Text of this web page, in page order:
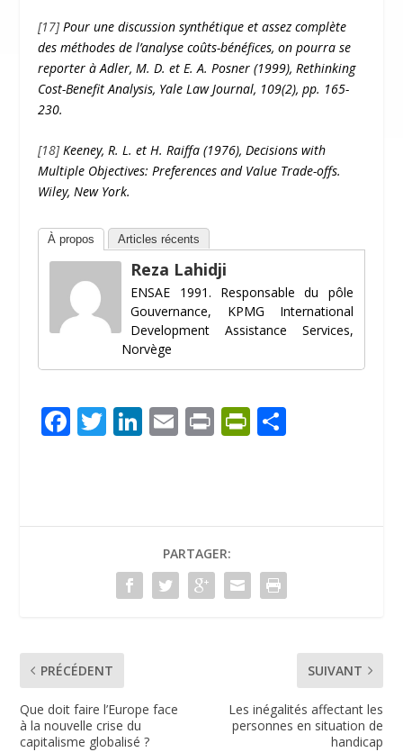
[17]Pour une discussion synthétique et assez complète
des méthodes de l’analyse coûts-bénéfices, on pourra se
reporter à Adler, M. D. et E. A. Posner (1999), Rethinking
Cost-Benefit Analysis, Yale Law Journal, 109(2), pp. 165-
230.
[18]Keeney, R. L. et H. Raiffa (1976), Decisions with
Multiple Objectives: Preferences and Value Trade-offs.
Wiley, New York.
À propos Articles récents
Reza Lahidji
ENSAE 1991. Responsable du pôle
Gouvernance, KPMG International
Development Assistance Services,
Norvège
F
o
T Li
dI
n
E Pr Pr
e
n
dl
er
PARTAGER:
PRÉCÉDENT
Que doit faire l’Europe face
à la nouvelle crise du
capitalisme globalisé ?
SUIVANT
Les inégalités affectant les
personnes en situation de
handicap